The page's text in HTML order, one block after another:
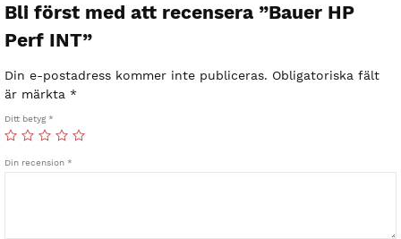
Bli först med att recensera ”Bauer HP
Perf INT”
Din e-postadress kommer inte publiceras. Obligatoriska fält
är märkta*
Ditt betyg*
Din recension*